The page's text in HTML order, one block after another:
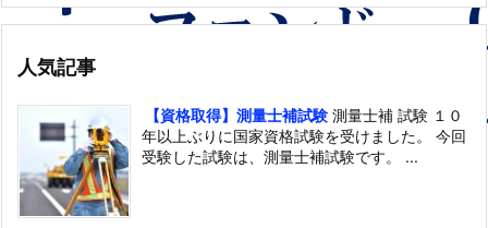
人気記事
【資格取得】測量士補試験 測量士補 試験 １０
年以上ぶりに国家資格試験を受けました。 今回
受験した試験は、測量士補試験です。 ...